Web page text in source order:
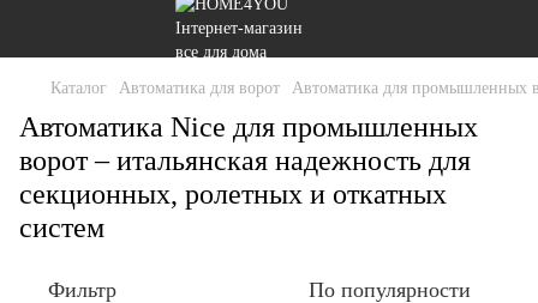
Каталог Автоматика для ворот Автоматика для промышленных
Автоматика Nice для промышленных
ворот – итальянская надежность для
секционных, ролетных и откатных
систем
Фильтр По популярности